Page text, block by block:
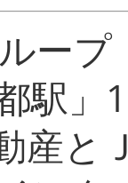
ー
駅」
産と